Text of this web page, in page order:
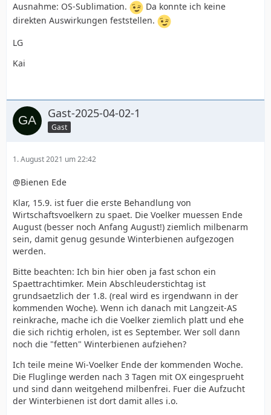
Ausnahme: OS-Sublimation.
Da konnte ich keine
direkten Auswirkungen feststellen.
LG
Kai
Gast-2025-04-02-1
Gast
1. August 2021 um 22:42
@Bienen Ede
Klar, 15.9. ist fuer die erste Behandlung von
Wirtschaftsvoelkern zu spaet. Die Voelker muessen Ende
August (besser noch Anfang August!) ziemlich milbenarm
sein, damit genug gesunde Winterbienen aufgezogen
werden.
Bitte beachten: Ich bin hier oben ja fast schon ein
Spaettrachtimker. Mein Abschleuderstichtag ist
grundsaetzlich der 1.8. (real wird es irgendwann in der
kommenden Woche). Wenn ich danach mit Langzeit-AS
reinkrache, mache ich die Voelker ziemlich platt und ehe
die sich richtig erholen, ist es September. Wer soll dann
noch die "fetten" Winterbienen aufziehen?
Ich teile meine Wi-Voelker Ende der kommenden Woche.
Die Fluglinge werden nach 3 Tagen mit OX eingesprueht
und sind dann weitgehend milbenfrei. Fuer die Aufzucht
der Winterbienen ist dort damit alles i.o.